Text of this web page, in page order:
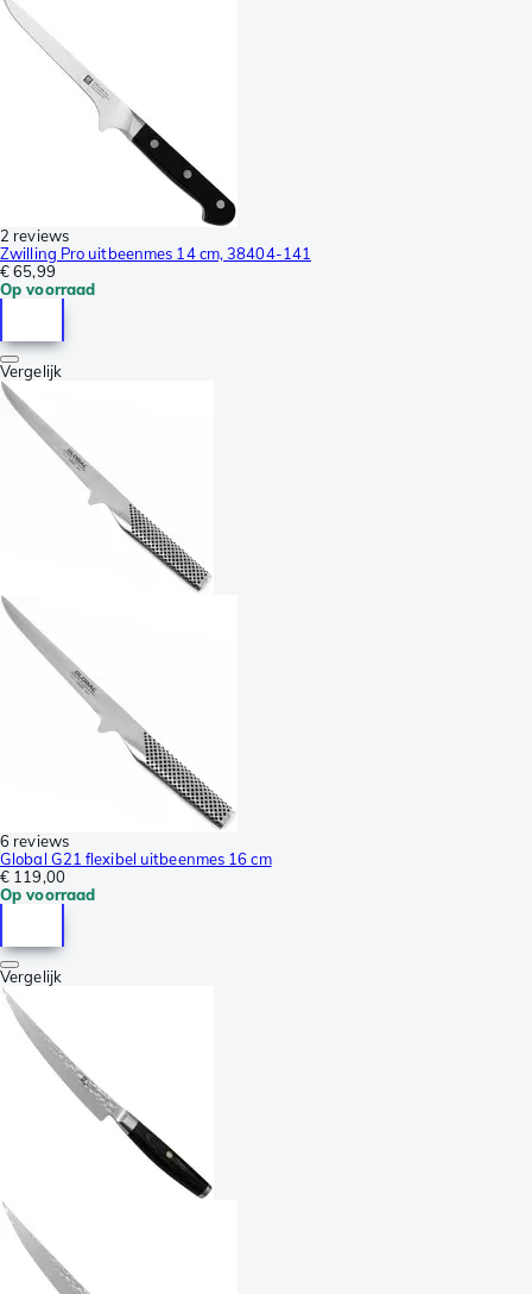
2 reviews
Zwilling Pro uitbeenmes 14 cm, 38404-141
€ 65,99
Op voorraad
Vergelijk
6 reviews
Global G21 flexibel uitbeenmes 16 cm
€ 119,00
Op voorraad
Vergelijk